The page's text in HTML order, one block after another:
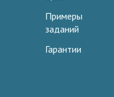
Примеры
заданий
Гарантии